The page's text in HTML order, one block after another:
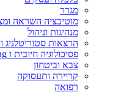
מגדר
מוטיבציה השראה
מנהיגות וניהול
הרצאות סטוריטלניג
פסיכולוגיה חיובית ו Wellbeing
צבא וביטחון
קריירה ותעסוקה
רפואה